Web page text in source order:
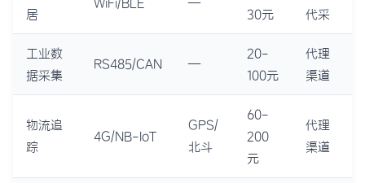
居
WiFi/BLE —
30元
代采
工业数
据采集
RS485/CAN —
20-
100元
代理
渠道
物流追
踪
4G/NB-IoT
GPS/
北斗
60-
200
元
代理
渠道